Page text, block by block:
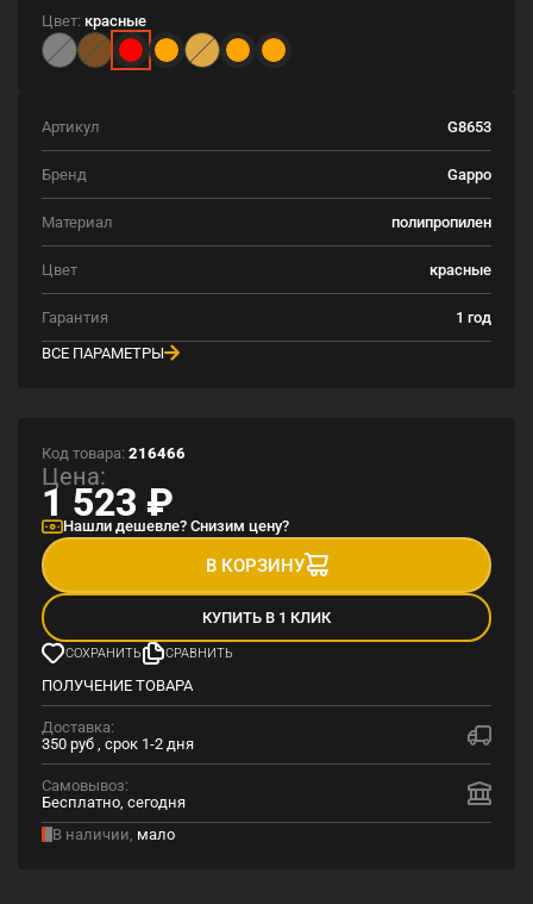
Цвет: красные
Артикул G8653
Бренд Gappo
Материал полипропилен
Цвет красные
Гарантия
1 год
ВСЕ ПАРАМЕТРЫ
Код товара: 216466
Цена:
1 523 ₽
Нашли дешевле? Снизим цену?
В КОРЗИНУ
КУПИТЬ В 1 КЛИК
СОХРАНИТЬ СРАВНИТЬ
ПОЛУЧЕНИЕ ТОВАРА
Доставка:
350 руб , срок 1-2 дня
Самовывоз:
Бесплатно, сегодня
В наличии, мало